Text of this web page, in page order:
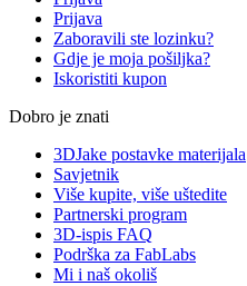
Prijava
Zaboravili ste lozinku?
Gdje je moja pošiljka?
Iskoristiti kupon
Dobro je znati
3DJake postavke materijala
Savjetnik
Više kupite, više uštedite
Partnerski program
3D-ispis FAQ
Podrška za FabLabs
Mi i naš okoliš